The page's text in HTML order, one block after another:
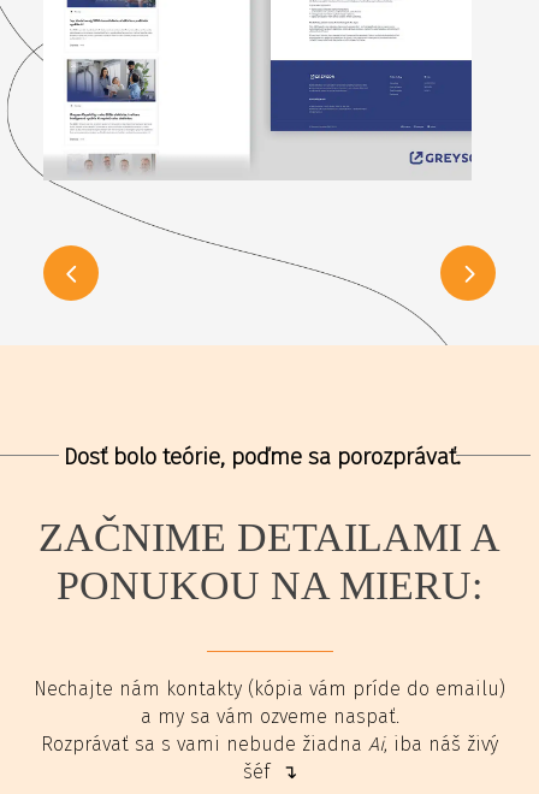
Dosť bolo teórie, poďme sa porozprávať.
ZAČNIME DETAILAMI A
PONUKOU NA MIERU:
Nechajte nám kontakty (kópia vám príde do emailu)
a my sa vám ozveme naspať.
Rozprávať sa s vami nebude žiadna Ai, iba náš živý
šéf ↴